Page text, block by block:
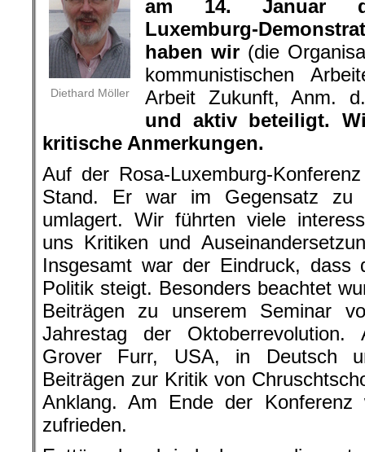
Diethard Möller
am 14. Januar
Luxemburg-
haben wir (die
kommunistischen
Arbeit Zukunft, Anm.
und aktiv beteiligt.
kritische Anmerkungen.
Auf der Rosa-Luxemburg-
Stand. Er war im Gegensatz zu
umlagert. Wir führten viele
uns Kritiken und
Insgesamt war der Eindruck, dass
Politik steigt. Besonders beachtet
Beiträgen zu unserem Seminar
Jahrestag der
Grover Furr, USA, in Deutsch
Beiträgen zur Kritik von
Anklang. Am Ende der
zufrieden.